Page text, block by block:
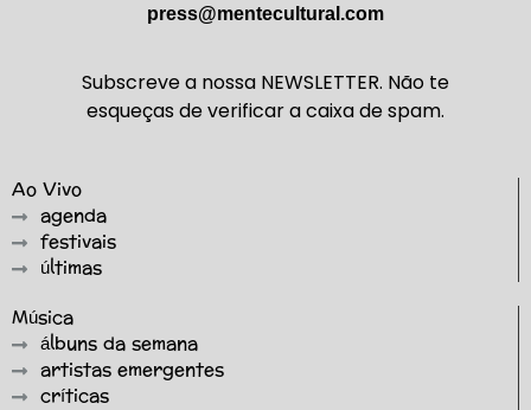
press@mentecultural.com
Subscreve a nossa NEWSLETTER. Não te
esqueças de verificar a caixa de spam.
Ao Vivo
agenda
festivais
últimas
Música
álbuns da semana
artistas emergentes
críticas